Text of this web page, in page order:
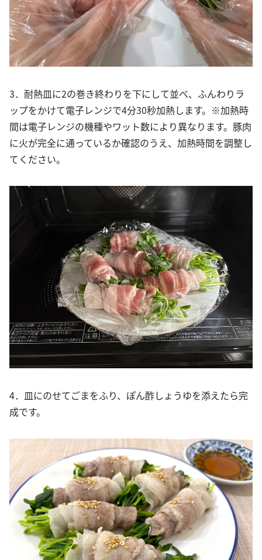
3．耐熱皿に2の巻き終わりを下にして並べ、ふんわりラ
ップをかけて電子レンジで4分30秒加熱します。※加熱時
間は電子レンジの機種やワット数により異なります。豚肉
に火が完全に通っているか確認のうえ、加熱時間を調整し
てください。
4．皿にのせてごまをふり、ぽん酢しょうゆを添えたら完
成です。